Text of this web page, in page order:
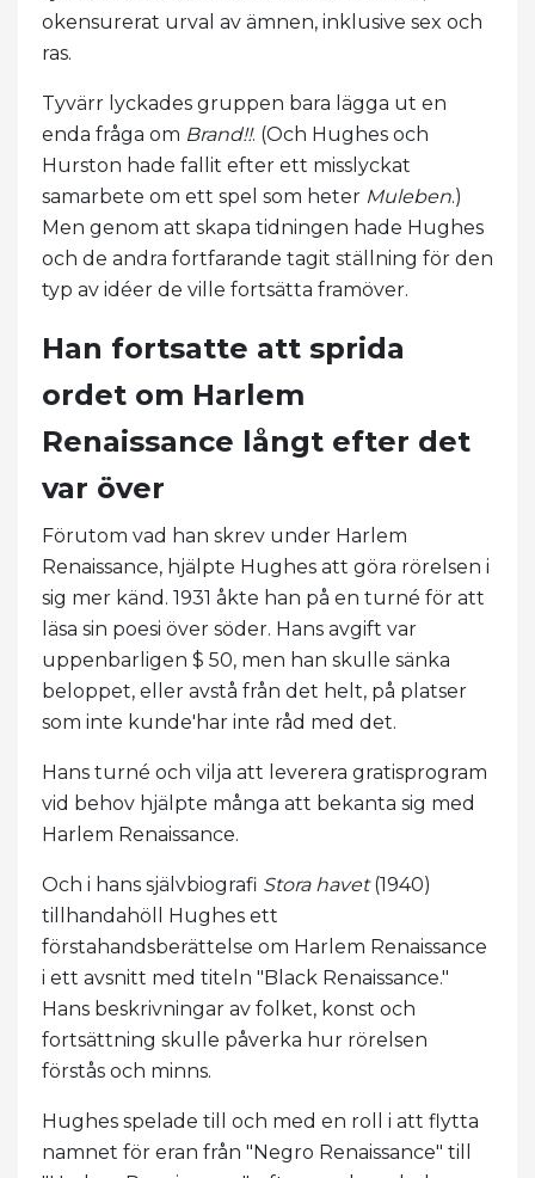
okensurerat urval av ämnen, inklusive sex och
ras.
Tyvärr lyckades gruppen bara lägga ut en
enda fråga om Brand!!. (Och Hughes och
Hurston hade fallit efter ett misslyckat
samarbete om ett spel som heter Muleben.)
Men genom att skapa tidningen hade Hughes
och de andra fortfarande tagit ställning för den
typ av idéer de ville fortsätta framöver.
Han fortsatte att sprida
ordet om Harlem
Renaissance långt efter det
var över
Förutom vad han skrev under Harlem
Renaissance, hjälpte Hughes att göra rörelsen i
sig mer känd. 1931 åkte han på en turné för att
läsa sin poesi över söder. Hans avgift var
uppenbarligen $ 50, men han skulle sänka
beloppet, eller avstå från det helt, på platser
som inte kunde'har inte råd med det.
Hans turné och vilja att leverera gratisprogram
vid behov hjälpte många att bekanta sig med
Harlem Renaissance.
Och i hans självbiografi Stora havet(1940)
tillhandahöll Hughes ett
förstahandsberättelse om Harlem Renaissance
i ett avsnitt med titeln "Black Renaissance."
Hans beskrivningar av folket, konst och
fortsättning skulle påverka hur rörelsen
förstås och minns.
Hughes spelade till och med en roll i att flytta
namnet för eran från "Negro Renaissance" till